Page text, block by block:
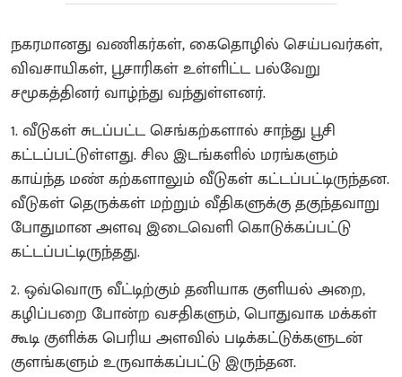
நகரமானது வணிகர்கள், கைதொழில் செய்பவர்கள்,
விவசாயிகள், பூசாரிகள் உள்ளிட்ட பல்வேறு
சமூகத்தினர் வாழ்ந்து வந்துள்ளனர்.
1. வீடுகள் சுடப்பட்ட செங்கற்களால் சாந்து பூசி
கட்டப்பட்டுள்ளது. சில இடங்களில் மரங்களும்
காய்ந்த மண் கற்களாலும் வீடுகள் கட்டப்பட்டிருந்தன.
வீடுகள் தெருக்கள் மற்றும் வீதிகளுக்கு தகுந்தவாறு
போதுமான அளவு இடைவெளி கொடுக்கப்பட்டு
கட்டப்பட்டிருந்தது.
2. ஒவ்வொரு வீட்டிற்கும் தனியாக குளியல் அறை,
கழிப்பறை போன்ற வசதிகளும், பொதுவாக மக்கள்
கூடி குளிக்க பெரிய அளவில் படிக்கட்டுக்களுடன்
குளங்களும் உருவாக்கப்பட்டு இருந்தன.